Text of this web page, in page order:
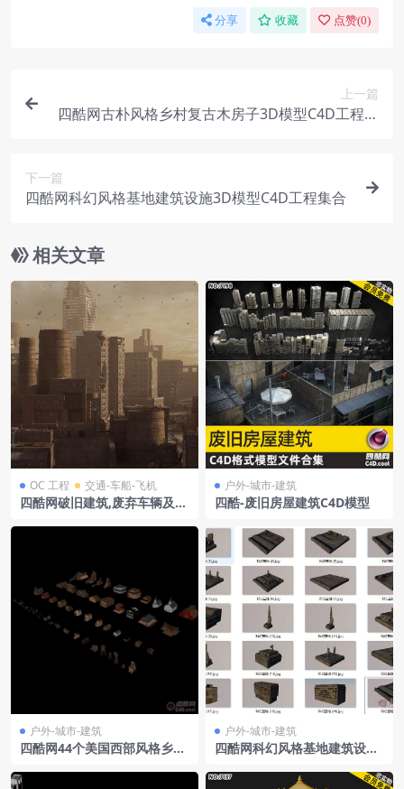
分享 收藏 点赞(0)
上一篇
四酷网古朴风格乡村复古木房子3D模型C4D工程集
下一篇
四酷网科幻风格基地建筑设施3D模型C4D工程集合
相关文章
OC 工程 交通-车船-飞机
四酷网破旧建筑,废弃车辆及荒
户外-城市-建筑
四酷-废旧房屋建筑C4D模型
户外-城市-建筑
四酷网44个美国西部风格乡村
户外-城市-建筑
四酷网科幻风格基地建筑设施